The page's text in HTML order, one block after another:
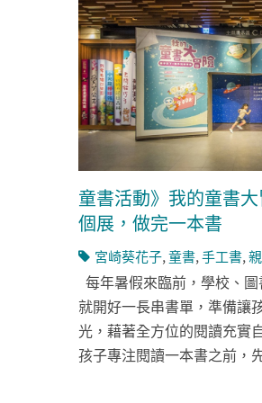
童書活動》我的童書
個展，做完一本書
宮崎葵花子,童書,手工書,
每年暑假來臨前，學校、
就開好一長串書單，準備讓
光，藉著全方位的閱讀充實
孩子專注閱讀一本書之前，